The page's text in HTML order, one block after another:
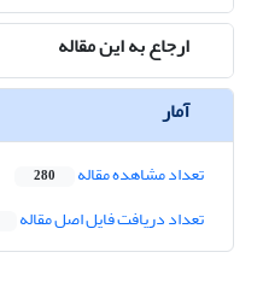
ارجاع به این مقاله
آمار
تعداد مشاهده مقاله 280
تعداد دریافت فایل اصل مقاله